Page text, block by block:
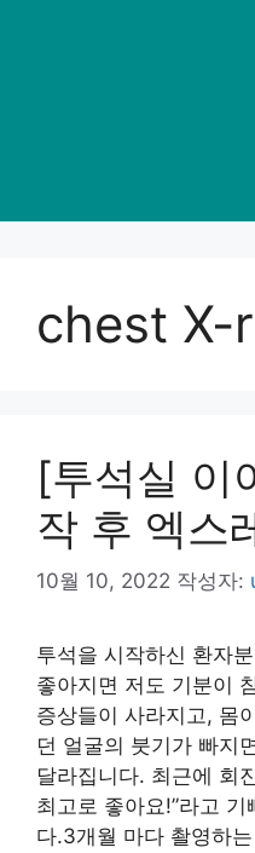
chest X-
[투석실 이
작 후 엑스
10월 10, 2022 작성자:
투석을 시작하신 환자
좋아지면 저도 기분이
증상들이 사라지고, 몸
던 얼굴의 붓기가 빠지
달라집니다. 최근에 회
최고로 좋아요!”라고
다.3개월 마다 촬영하